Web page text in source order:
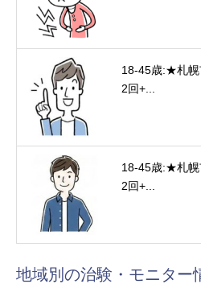
18-45歳:★札
2回+...
18-45歳:★札
2回+...
地域別の治験・モニター